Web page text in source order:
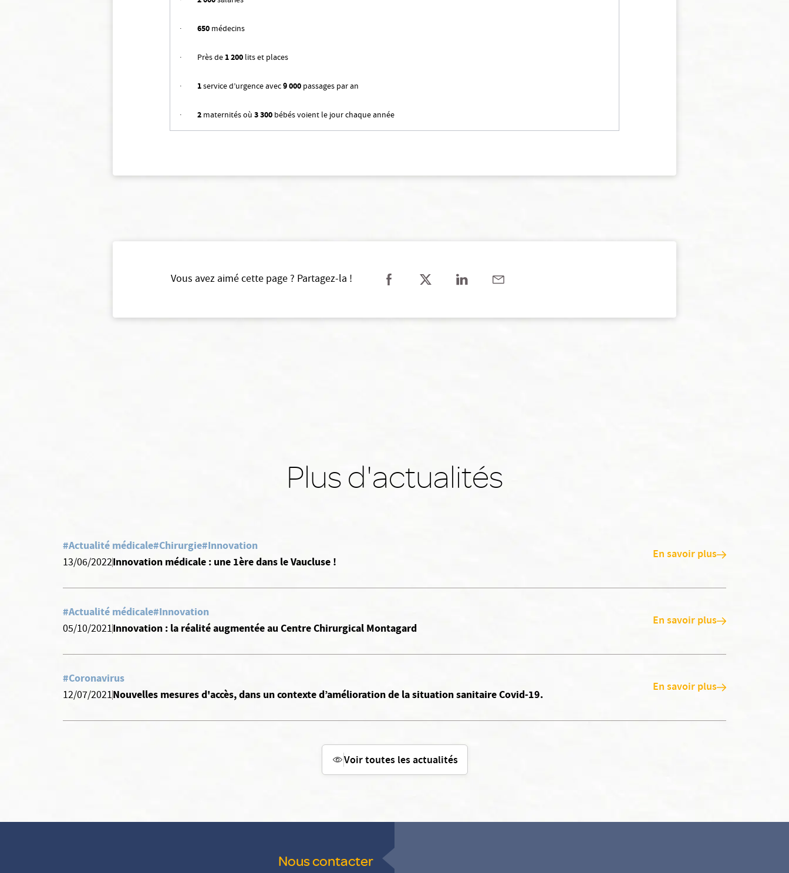
· 650 médecins
· Près de 1 200 lits et places
· 1service d’urgence avec9 000 passages par an
· 2 maternités où 3 300 bébés voient le jour chaque année
Vous avez aimé cette page ? Partagez-la !
Plus d'actualités
#Actualité médicale#Chirurgie#Innovation
13/06/2022Innovation médicale : une 1ère dans le Vaucluse ! En savoir plus
#Actualité médicale#Innovation
05/10/2021Innovation : la réalité augmentée au Centre Chirurgical Montagard En savoir plus
#Coronavirus
12/07/2021Nouvelles mesures d'accès, dans un contexte d’amélioration de la situation sanitaire Covid-19. En savoir plus
Voir toutes les actualités
Nous contacter